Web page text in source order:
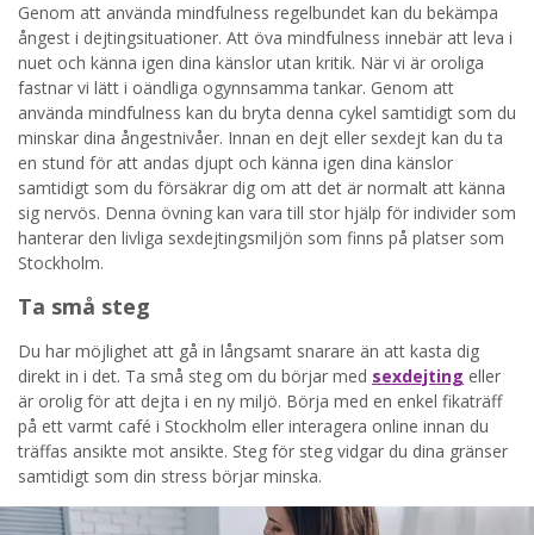
Genom att använda mindfulness regelbundet kan du bekämpa
ångest i dejtingsituationer. Att öva mindfulness innebär att leva i
nuet och känna igen dina känslor utan kritik. När vi är oroliga
fastnar vi lätt i oändliga ogynnsamma tankar. Genom att
använda mindfulness kan du bryta denna cykel samtidigt som du
minskar dina ångestnivåer. Innan en dejt eller sexdejt kan du ta
en stund för att andas djupt och känna igen dina känslor
samtidigt som du försäkrar dig om att det är normalt att känna
sig nervös. Denna övning kan vara till stor hjälp för individer som
hanterar den livliga sexdejtingsmiljön som finns på platser som
Stockholm.
Ta små steg
Du har möjlighet att gå in långsamt snarare än att kasta dig
direkt in i det. Ta små steg om du börjar med sexdejting eller
är orolig för att dejta i en ny miljö. Börja med en enkel fikaträff
på ett varmt café i Stockholm eller interagera online innan du
träffas ansikte mot ansikte. Steg för steg vidgar du dina gränser
samtidigt som din stress börjar minska.